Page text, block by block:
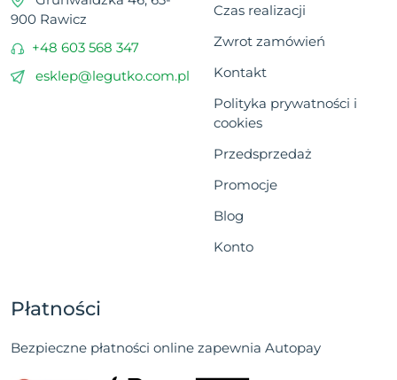
900 Rawicz
+48 603 568 347
esklep@legutko.com.pl
Czas realizacji
Zwrot zamówień
Kontakt
Polityka prywatności i
cookies
Przedsprzedaż
Promocje
Blog
Konto
Płatności
Bezpieczne płatności online zapewnia Autopay